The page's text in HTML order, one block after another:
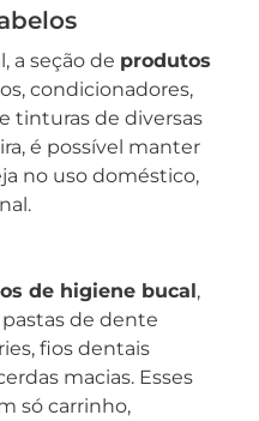
a seção de produtos
condicionadores,
tinturas de diversas
é possível manter
no uso doméstico,
de higiene bucal,
de dente
fios dentais
macias. Esses
só carrinho,